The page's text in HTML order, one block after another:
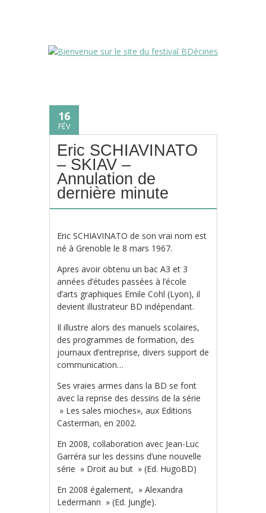
16
FÉV
Eric SCHIAVINATO
– SKIAV –
Annulation de
dernière minute
Eric SCHIAVINATO de son vrai nom est
né à Grenoble le 8 mars 1967.
Apres avoir obtenu un bac A3 et 3
années d’études passées à l’école
d’arts graphiques Emile Cohl (Lyon), il
devient illustrateur BD indépendant.
Il illustre alors des manuels scolaires,
des programmes de formation, des
journaux d’entreprise, divers support de
communication…
Ses vraies armes dans la BD se font
avec la reprise des dessins de la série
» Les sales mioches», aux Editions
Casterman, en 2002.
En 2008, collaboration avec Jean-Luc
Garréra sur les dessins d’une nouvelle
série » Droit au but » (Ed. HugoBD)
En 2008 également, » Alexandra
Ledermann » (Ed. Jungle).